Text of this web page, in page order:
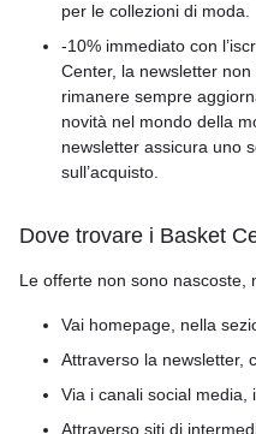
per le collezioni di moda.
-10% immediato con
Center, la newsletter
rimanere sempre
novità nel mondo della
newsletter assicura uno
sull’acquisto.
Dove trovare i Basket
Le offerte non sono nascoste,
Vai homepage, nella
Attraverso la newsletter,
Via i canali social media,
Attraverso siti di